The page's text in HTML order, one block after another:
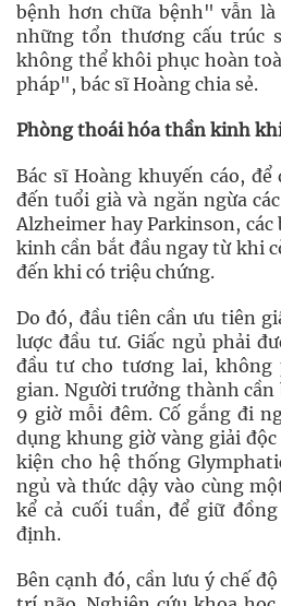
bệnh hơn chữa bệnh" vẫn
những tổn thương cấu trúc
không thể khôi phục hoàn
pháp", bác sĩ Hoàng chia sẻ.
Phòng thoái hóa thần kinh
Bác sĩ Hoàng khuyến cáo,
đến tuổi già và ngăn ngừa
Alzheimer hay Parkinson,
kinh cần bắt đầu ngay từ khi
đến khi có triệu chứng.
Do đó, đầu tiên cần ưu tiên
lược đầu tư. Giấc ngủ phải
đầu tư cho tương lai,
gian. Người trưởng thành cần
9 giờ mỗi đêm. Cố gắng đi
dụng khung giờ vàng giải
kiện cho hệ thống
ngủ và thức dậy vào cùng
kể cả cuối tuần, để giữ
định.
Bên cạnh đó, cần lưu ý chế